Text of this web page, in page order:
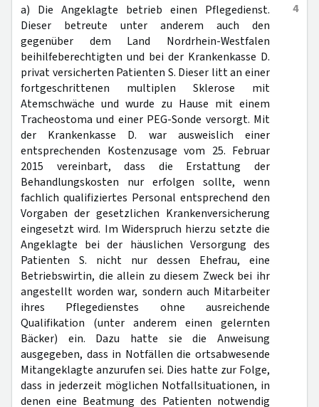
4
a) Die Angeklagte betrieb einen Pflegedienst.
Dieser betreute unter anderem auch den
gegenüber dem Land Nordrhein-Westfalen
beihilfeberechtigten und bei der Krankenkasse D.
privat versicherten Patienten S. Dieser litt an einer
fortgeschrittenen multiplen Sklerose mit
Atemschwäche und wurde zu Hause mit einem
Tracheostoma und einer PEG-Sonde versorgt. Mit
der Krankenkasse D. war ausweislich einer
entsprechenden Kostenzusage vom 25. Februar
2015 vereinbart, dass die Erstattung der
Behandlungskosten nur erfolgen sollte, wenn
fachlich qualifiziertes Personal entsprechend den
Vorgaben der gesetzlichen Krankenversicherung
eingesetzt wird. Im Widerspruch hierzu setzte die
Angeklagte bei der häuslichen Versorgung des
Patienten S. nicht nur dessen Ehefrau, eine
Betriebswirtin, die allein zu diesem Zweck bei ihr
angestellt worden war, sondern auch Mitarbeiter
ihres Pflegedienstes ohne ausreichende
Qualifikation (unter anderem einen gelernten
Bäcker) ein. Dazu hatte sie die Anweisung
ausgegeben, dass in Notfällen die ortsabwesende
Mitangeklagte anzurufen sei. Dies hatte zur Folge,
dass in jederzeit möglichen Notfallsituationen, in
denen eine Beatmung des Patienten notwendig